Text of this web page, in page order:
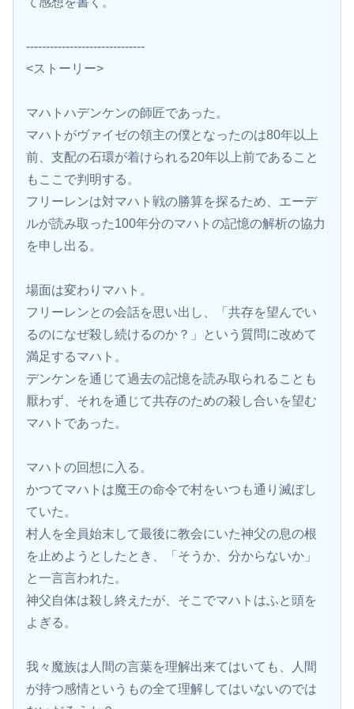
------------------------------
<ストーリー>
マハトハデンケンの師匠であった。
マハトがヴァイゼの領主の僕となったのは80年以上
前、支配の石環が着けられる20年以上前であること
もここで判明する。
フリーレンは対マハト戦の勝算を探るため、エーデ
ルが読み取った100年分のマハトの記憶の解析の協力
を申し出る。
場面は変わりマハト。
フリーレンとの会話を思い出し、「共存を望んでい
るのになぜ殺し続けるのか？」という質問に改めて
満足するマハト。
デンケンを通じて過去の記憶を読み取られることも
厭わず、それを通じて共存のための殺し合いを望む
マハトであった。
マハトの回想に入る。
かつてマハトは魔王の命令で村をいつも通り滅ぼし
ていた。
村人を全員始末して最後に教会にいた神父の息の根
を止めようとしたとき、「そうか、分からないか」
と一言言われた。
神父自体は殺し終えたが、そこでマハトはふと頭を
よぎる。
我々魔族は人間の言葉を理解出来てはいても、人間
が持つ感情というもの全て理解してはいないのでは